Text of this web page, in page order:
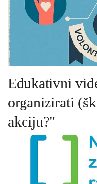
Edukativni
organizirati
akciju?"